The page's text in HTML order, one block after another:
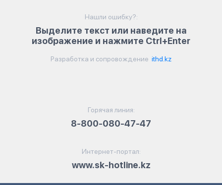
Нашли ошибку?:
Выделите текст или наведите на
изображение и нажмите Ctrl+Enter
Разработка и сопровождение ithd.kz
Горячая линия:
8-800-080-47-47
Интернет-портал:
www.sk-hotline.kz